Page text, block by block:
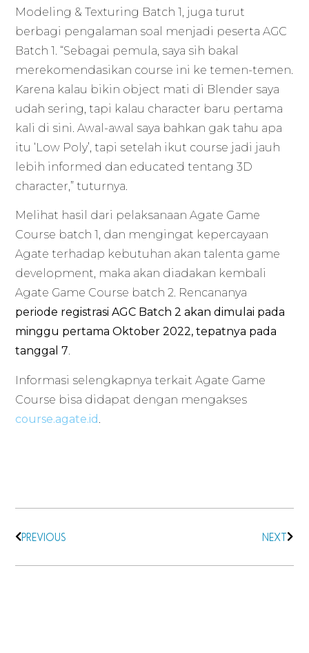
Modeling & Texturing Batch 1, juga turut
berbagi pengalaman soal menjadi peserta AGC
Batch 1. “Sebagai pemula, saya sih bakal
merekomendasikan course ini ke temen-temen.
Karena kalau bikin object mati di Blender saya
udah sering, tapi kalau character baru pertama
kali di sini. Awal-awal saya bahkan gak tahu apa
itu ‘Low Poly’, tapi setelah ikut course jadi jauh
lebih informed dan educated tentang 3D
character,” tuturnya.
Melihat hasil dari pelaksanaan Agate Game
Course batch 1, dan mengingat kepercayaan
Agate terhadap kebutuhan akan talenta game
development, maka akan diadakan kembali
Agate Game Course batch 2. Rencananya
periode registrasi AGC Batch 2 akan dimulai pada
minggu pertama Oktober 2022, tepatnya pada
tanggal 7.
Informasi selengkapnya terkait Agate Game
Course bisa didapat dengan mengakses
course.agate.id
PREVIOUS NEXT